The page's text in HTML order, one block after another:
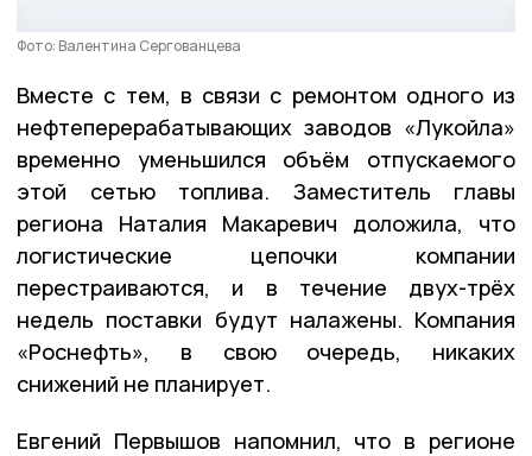
Фото: Валентина Сергованцева
Вместе с тем, в связи с ремонтом одного из
нефтеперерабатывающих заводов «Лукойла»
временно уменьшился объём отпускаемого
этой сетью топлива. Заместитель главы
региона Наталия Макаревич доложила, что
логистические цепочки компании
перестраиваются, и в течение двух-трёх
недель поставки будут налажены. Компания
«Роснефть», в свою очередь, никаких
снижений не планирует.
Евгений Первышов напомнил, что в регионе